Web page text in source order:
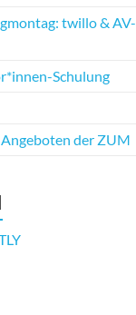
twillo & AV-
Schulung
der ZUM